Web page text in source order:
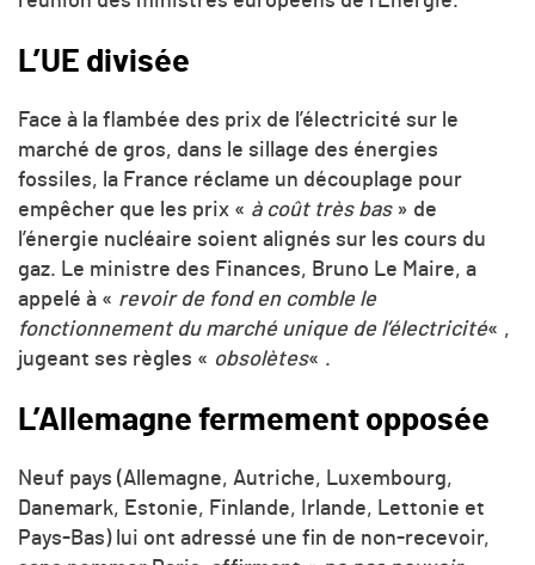
L’UE divisée
Face à la flambée des prix de l’électricité sur le
marché de gros, dans le sillage des énergies
fossiles, la France réclame un découplage pour
empêcher que les prix « à coût très bas» de
l’énergie nucléaire soient alignés sur les cours du
gaz. Le ministre des Finances, Bruno Le Maire, a
appelé à « revoir de fond en comble le
fonctionnement du marché unique de l’électricité« ,
jugeant ses règles « obsolètes« .
L’Allemagne fermement opposée
Neuf pays (Allemagne, Autriche, Luxembourg,
Danemark, Estonie, Finlande, Irlande, Lettonie et
Pays-Bas) lui ont adressé une fin de non-recevoir,